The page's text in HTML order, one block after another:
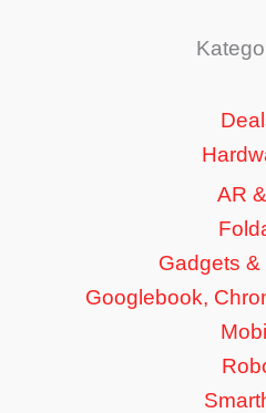
AR
Gadgets
Googlebook,